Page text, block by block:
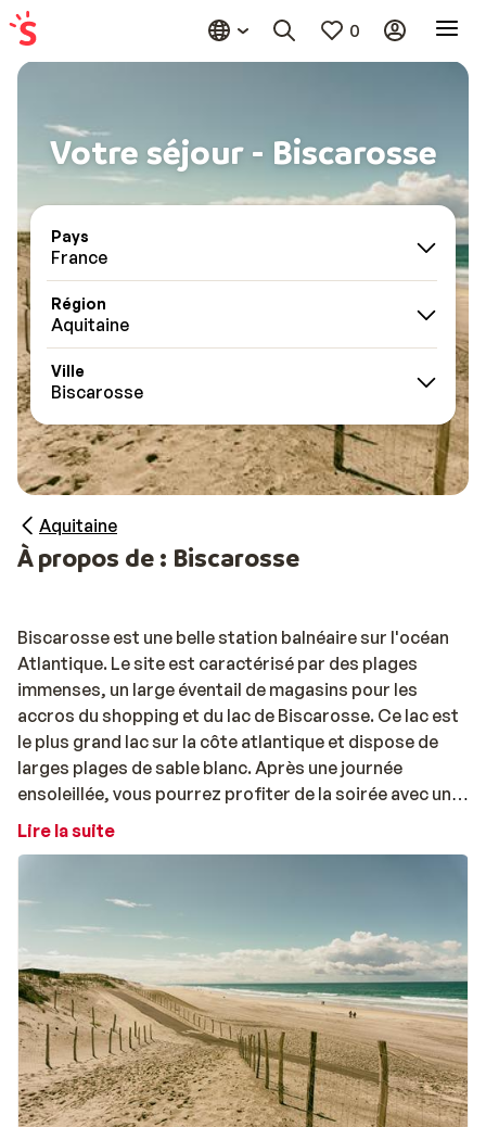
0
Votre séjour - Biscarosse
Pays
France
Région
Aquitaine
Ville
Biscarosse
Aquitaine
À propos de : Biscarosse
Biscarosse est une belle station balnéaire sur l'océan
Atlantique. Le site est caractérisé par des plages
immenses, un large éventail de magasins pour les
accros du shopping et du lac de Biscarosse. Ce lac est
le plus grand lac sur la côte atlantique et dispose de
larges plages de sable blanc. Après une journée
ensoleillée, vous pourrez profiter de la soirée avec un
bon dîner et une boisson rafraîchissante dans le centre
Lire la suite